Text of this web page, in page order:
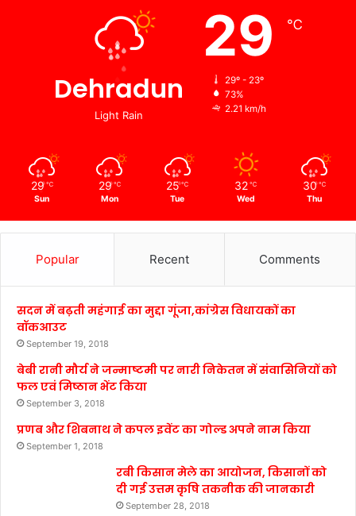
Dehradun
Light Rain
29 ℃
29º - 23º
73%
2.21 km/h
29 ℃
Sun
29 ℃
Mon
25 ℃
Tue
32 ℃
Wed
30 ℃
Thu
Popular Recent Comments
सदन में बढ़ती महंगाई का मुद्दा गूंजा,कांग्रेस विधायकों का
वॉकआउट
September 19, 2018
बेबी रानी मौर्य ने जन्माष्टमी पर नारी निकेतन में संवासिनियों को
फल एवं मिष्ठान भेंट किया
September 3, 2018
प्रणब और शिबनाथ ने कपल इवेंट का गोल्ड अपने नाम किया
September 1, 2018
रबी किसान मेले का आयोजन, किसानों को
दी गई उत्तम कृषि तकनीक की जानकारी
September 28, 2018